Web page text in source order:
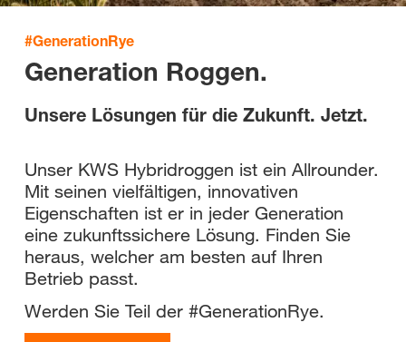
#GenerationRye
Generation Roggen.
Unsere Lösungen für die Zukunft. Jetzt.
Unser KWS Hybridroggen ist ein Allrounder.
Mit seinen vielfältigen, innovativen
Eigenschaften ist er in jeder Generation
eine zukunftssichere Lösung. Finden Sie
heraus, welcher am besten auf Ihren
Betrieb passt.
Werden Sie Teil der #GenerationRye.